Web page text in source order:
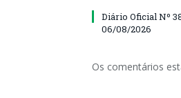
Diário Oficial Nº
06/08/2026
Os comentários